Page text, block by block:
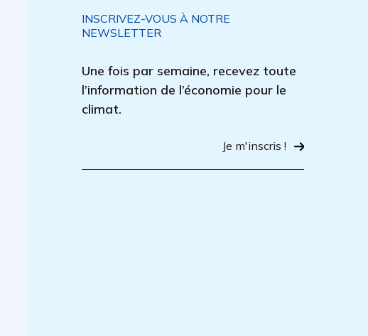
INSCRIVEZ-VOUS À NOTRE
NEWSLETTER
Une fois par semaine, recevez toute
l’information de l’économie pour le
climat.
Je m'inscris !